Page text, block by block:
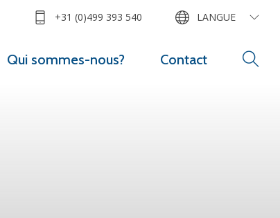
Qui sommes-nous? Contact
+31 (0)499 393 540 LANGUE